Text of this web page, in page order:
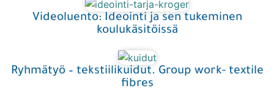
Videoluento: Ideointi ja sen tukeminen
koulukäsitöissä
Ryhmätyö – tekstiilikuidut. Group work- textile
fibres